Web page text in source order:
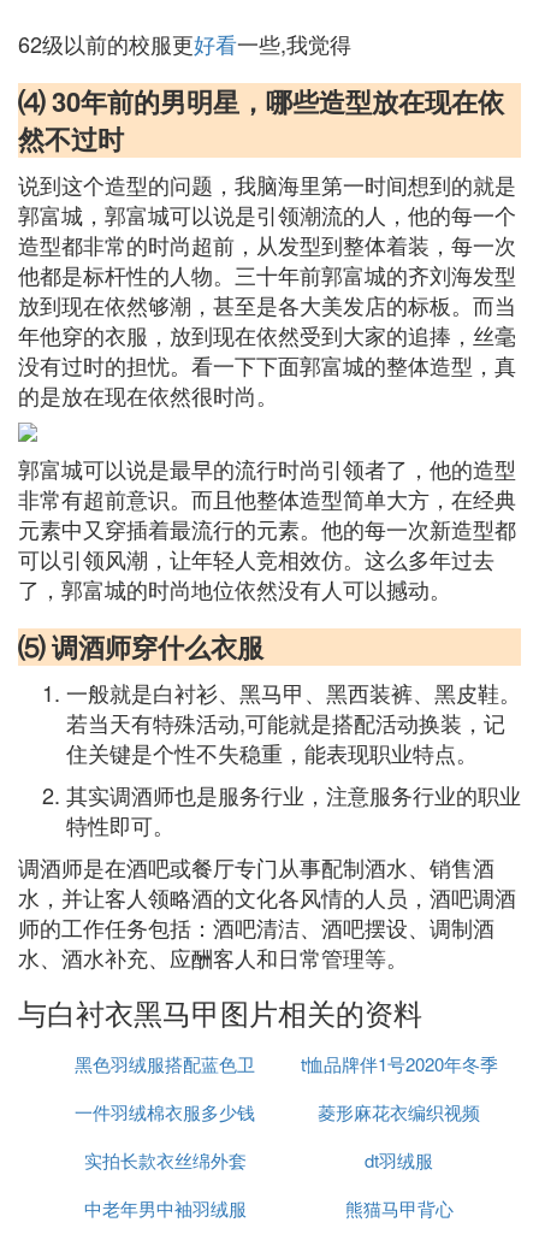
62级以前的校服更好看一些,我觉得
⑷ 30年前的男明星，哪些造型放在现在依
然不过时
说到这个造型的问题，我脑海里第一时间想到的就是
郭富城，郭富城可以说是引领潮流的人，他的每一个
造型都非常的时尚超前，从发型到整体着装，每一次
他都是标杆性的人物。三十年前郭富城的齐刘海发型
放到现在依然够潮，甚至是各大美发店的标板。而当
年他穿的衣服，放到现在依然受到大家的追捧，丝毫
没有过时的担忧。看一下下面郭富城的整体造型，真
的是放在现在依然很时尚。
郭富城可以说是最早的流行时尚引领者了，他的造型
非常有超前意识。而且他整体造型简单大方，在经典
元素中又穿插着最流行的元素。他的每一次新造型都
可以引领风潮，让年轻人竞相效仿。这么多年过去
了，郭富城的时尚地位依然没有人可以撼动。
⑸ 调酒师穿什么衣服
一般就是白衬衫、黑马甲、黑西装裤、黑皮鞋。
若当天有特殊活动,可能就是搭配活动换装，记
住关键是个性不失稳重，能表现职业特点。
其实调酒师也是服务行业，注意服务行业的职业
特性即可。
调酒师是在酒吧或餐厅专门从事配制酒水、销售酒
水，并让客人领略酒的文化各风情的人员，酒吧调酒
师的工作任务包括：酒吧清洁、酒吧摆设、调制酒
水、酒水补充、应酬客人和日常管理等。
与白衬衣黑马甲图片相关的资料
黑色羽绒服搭配蓝色卫
衣好看吗
t恤品牌伴1号2020年冬季
一件羽绒棉衣服多少钱
菱形麻花衣编织视频
实拍长款衣丝绵外套
dt羽绒服
中老年男中袖羽绒服
熊猫马甲背心